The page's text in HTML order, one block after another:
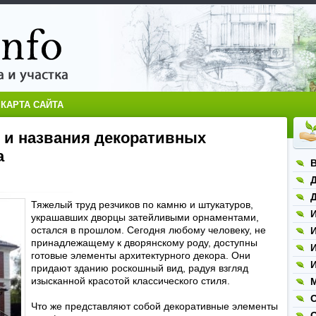
КАРТА САЙТА
названия декоративных
Тяжелый труд резчиков по камню и штукатуров,
украшавших дворцы затейливыми орнаментами,
остался в прошлом. Сегодня любому человеку, не
принадлежащему к дворянскому роду, доступны
готовые элементы архитектурного декора. Они
придают зданию роскошный вид, радуя взгляд
изысканной красотой классического стиля.
Что же представляют собой декоративные элементы